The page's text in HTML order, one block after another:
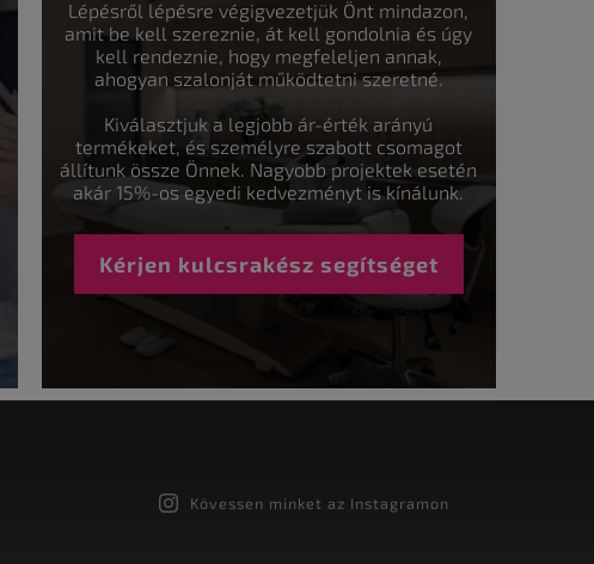
Lépésről lépésre végigvezetjük Önt mindazon,
amit be kell szereznie, át kell gondolnia és úgy
kell rendeznie, hogy megfeleljen annak,
ahogyan szalonját működtetni szeretné.
Kiválasztjuk a legjobb ár-érték arányú
termékeket, és személyre szabott csomagot
állítunk össze Önnek. Nagyobb projektek esetén
akár 15%-os egyedi kedvezményt is kínálunk.
Kérjen kulcsrakész segítséget
Kövessen minket az Instagramon